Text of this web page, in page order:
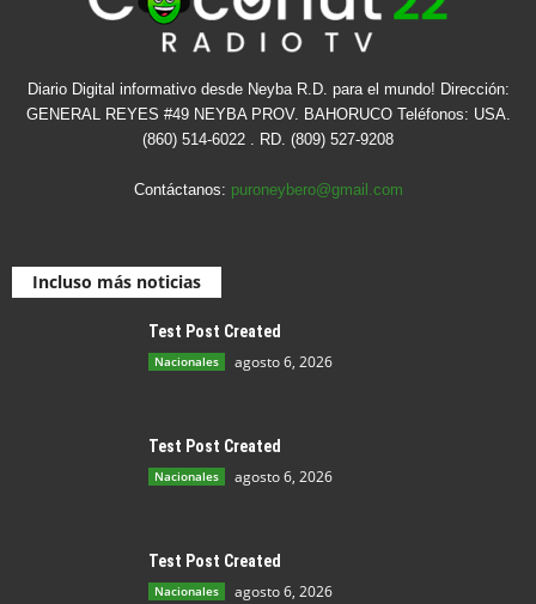
Diario Digital informativo desde Neyba R.D. para el mundo! Dirección:
GENERAL REYES #49 NEYBA PROV. BAHORUCO Teléfonos: USA.
(860) 514-6022 . RD. (809) 527-9208
Contáctanos: puroneybero@gmail.com
Incluso más noticias
Test Post Created
Nacionales agosto 6, 2026
Test Post Created
Nacionales agosto 6, 2026
Test Post Created
Nacionales agosto 6, 2026